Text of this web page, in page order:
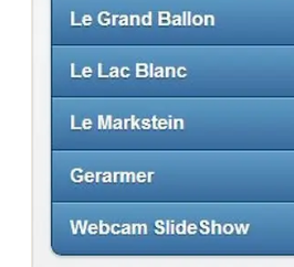
Equipements sportifs dans le
Jeux concours
Newsletter des sorties